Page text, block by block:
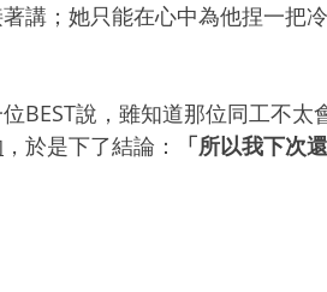
講；她只能在心中為他捏一把
BEST說，雖知道那位同工不太
，於是下了結論： 「所以我下次